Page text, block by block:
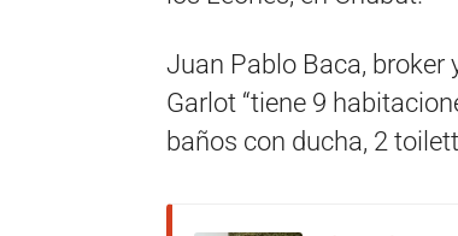
Juan Pablo Baca, broker
Garlot “tiene 9
baños con ducha, 2